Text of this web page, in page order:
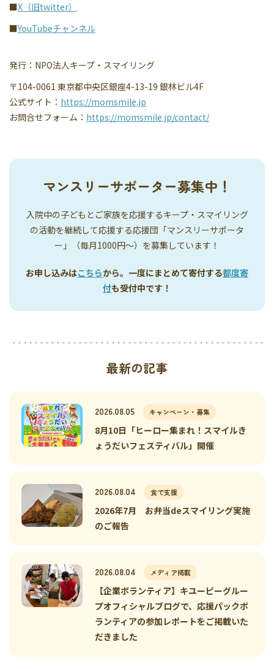
■X（旧twitter）
■YouTubeチャンネル
発行：NPO法人キープ・スマイリング
〒104-0061 東京都中央区銀座4-13-19 銀林ビル4F
公式サイト： https://momsmile.jp
お問合せフォーム： https://momsmile.jp/contact/
マンスリーサポーター募集中！
入院中の子どもとご家族を応援するキープ・スマイリング
の活動を継続して応援する応援団「マンスリーサポータ
ー」（毎月1000円〜）を募集しています！
お申し込みはこちらから。一度にまとめて寄付する都度寄
付も受付中です！
最新の記事
2026.08.05 キャンペーン・募集
8月10日「ヒーロー集まれ！スマイルき
ょうだいフェスティバル」開催
2026.08.04 食で支援
2026年7月 お弁当deスマイリング実施
のご報告
2026.08.04 メディア掲載
【企業ボランティア】キユーピーグルー
プオフィシャルブログで、応援パックボ
ランティアの参加レポートをご掲載いた
だきました